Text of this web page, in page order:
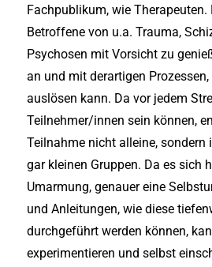
Fachpublikum, wie
Betroffene von u.a. Trauma,
Psychosen mit Vorsicht zu
an und mit derartigen
auslösen kann. Da vor jedem
Teilnehmer/innen sein können,
Teilnahme nicht alleine, sondern
gar kleinen Gruppen. Da es sich
Umarmung, genauer eine
und Anleitungen, wie diese
durchgeführt werden können,
experimentieren und selbst